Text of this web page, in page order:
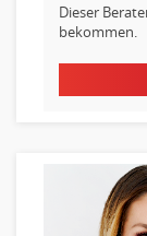
Dieser
bekommen.